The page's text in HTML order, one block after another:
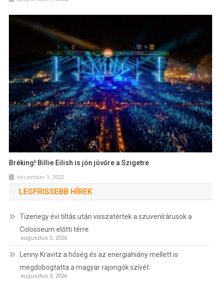
Bréking! Billie Eilish is jön jövőre a Szigetre
december 1, 2022
LEGFRISSEBB HÍREK
Tizenegy évi tiltás után visszatértek a szuvenírárusok a
Colosseum előtti térre
augusztus 5, 2026
Lenny Kravitz a hőség és az energiahiány mellett is
megdobogtatta a magyar rajongók szívét
augusztus 3, 2026